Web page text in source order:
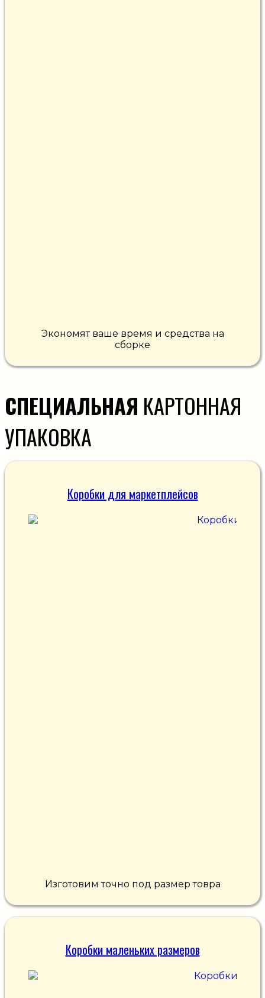
Экономят ваше время и средства на
сборке
СПЕЦИАЛЬНАЯ КАРТОННАЯ
УПАКОВКА
Коробки для маркетплейсов
Изготовим точно под размер товра
Коробки маленьких размеров